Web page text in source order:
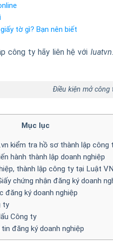
tờ gì? Bạn nên biết
công ty hãy liên hệ với
Điều kiện mở công
Mục lục
kiểm tra hồ sơ thành lập công
hành thành lập doanh nghiệp
thành lập công ty tại Luật VN
chứng nhận đăng ký doanh
đăng ký doanh nghiệp
ty
Công ty
đăng ký doanh nghiệp